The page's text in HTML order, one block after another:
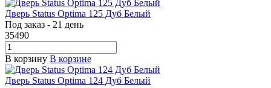
Дверь Status Optima 125 Дуб Белый
Под заказ - 21 день
35490
В корзину В корзине
Дверь Status Optima 124 Дуб Белый